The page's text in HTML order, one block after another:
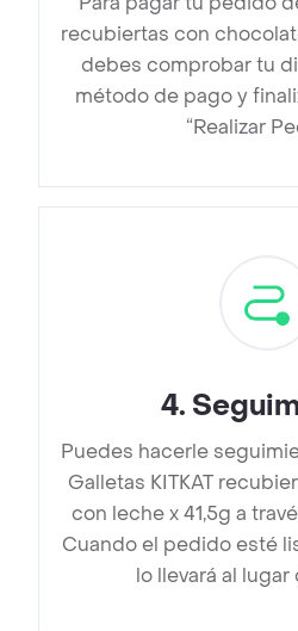
recubiertas con
debes comprobar tu
método de pago y
“Realizar
4.
Puedes hacerle
Galletas KITKAT
con leche x 41,5g a
Cuando el pedido esté
lo llevará al